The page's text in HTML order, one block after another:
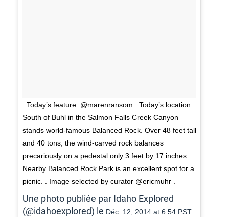
. Today’s feature: @marenransom . Today’s location:
South of Buhl in the Salmon Falls Creek Canyon
stands world-famous Balanced Rock. Over 48 feet tall
and 40 tons, the wind-carved rock balances
precariously on a pedestal only 3 feet by 17 inches.
Nearby Balanced Rock Park is an excellent spot for a
picnic. . Image selected by curator @ericmuhr .
Une photo publiée par Idaho Explored
(@idahoexplored) le Déc. 12, 2014 at 6:54 PST